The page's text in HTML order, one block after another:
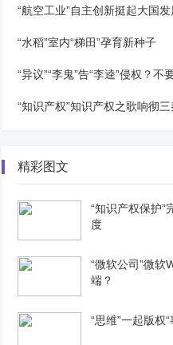
“航空工业”自主创新挺起大国
“水稻”室内“梯田”孕育新种子
“异议”“李鬼”告“李逵”侵权？
“知识产权”知识产权之歌响彻
精彩图文
“知识产权保护”
度
“微软公司”微软
端？
“思维”一起版权